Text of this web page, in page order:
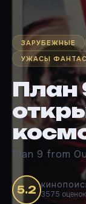
ЗАРУБЕЖНЫЕ
УЖАСЫ
План
Plan 9 from
5.2 3575 оценок